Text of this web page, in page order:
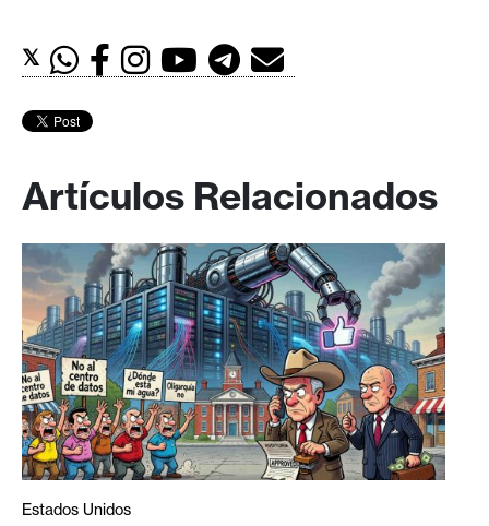
𝕏
Artículos Relacionados
Estados Unidos